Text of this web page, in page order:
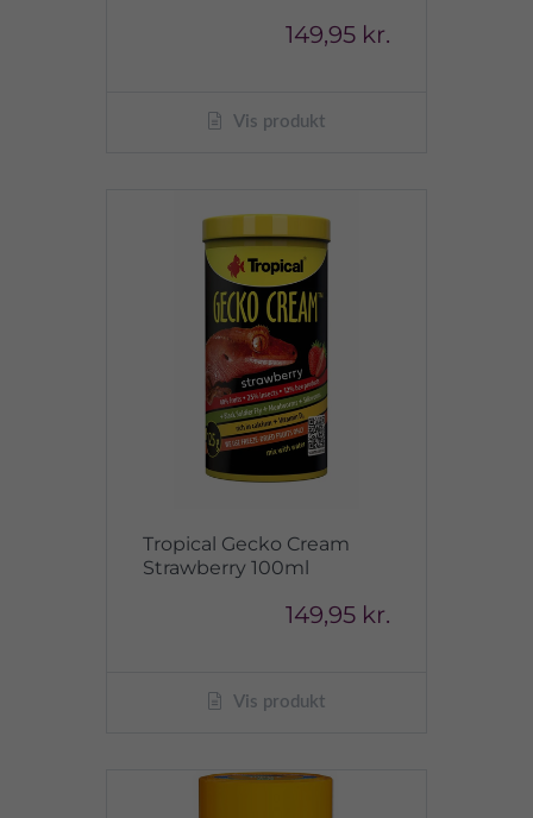
149,95 kr.
Vis produkt
Tropical Gecko Cream
Strawberry 100ml
149,95 kr.
Vis produkt